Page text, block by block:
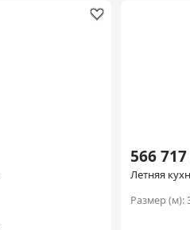
566
Летняя
Размер (м):